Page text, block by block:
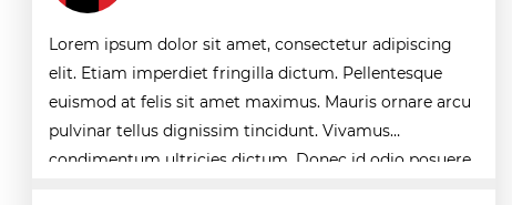
Carettalar yeni sezona hırslı başladı
Balıkesir'de Kepsut’a Kent Lokantası ve
altyapı desteği
Lorem ipsum dolor sit amet, consectetur adipiscing
elit. Etiam imperdiet fringilla dictum. Pellentesque
euismod at felis sit amet maximus. Mauris ornare arcu
pulvinar tellus dignissim tincidunt. Vivamus
condimentum ultricies dictum. Donec id odio posuere,